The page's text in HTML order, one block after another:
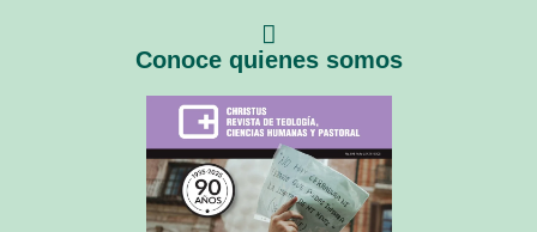
Conoce quienes somos